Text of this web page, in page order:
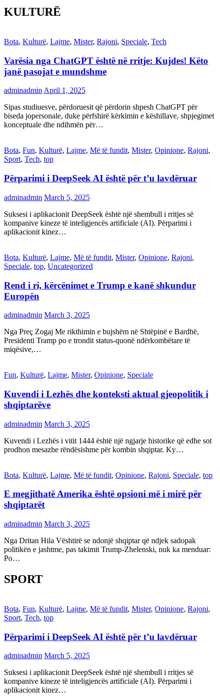
KULTURË
Bota, Kulturë, Lajme, Mister, Rajoni, Speciale, Tech
Varësia nga ChatGPT është në rritje: Kujdes! Këto
janë pasojat e mundshme
adminadmin April 1, 2025
Sipas studiuesve, përdoruesit që përdorin shpesh ChatGPT për
biseda jopersonale, duke përfshirë kërkimin e këshillave, shpjegimet
konceptuale dhe ndihmën për…
Bota, Fun, Kulturë, Lajme, Më të fundit, Mister, Opinione, Rajoni,
Sport, Tech, top
Përparimi i DeepSeek AI është për t’u lavdëruar
adminadmin March 5, 2025
Suksesi i aplikacionit DeepSeek është një shembull i rritjes së
kompanive kineze të inteligjencës artificiale (AI). Përparimi i
aplikacionit kinez…
Bota, Kulturë, Lajme, Më të fundit, Mister, Opinione, Rajoni,
Speciale, top, Uncategorized
Rend i ri, kërcënimet e Trump e kanë shkundur
Europën
adminadmin March 3, 2025
Nga Preç Zogaj Me rikthimin e bujshëm në Shtëpinë e Bardhë,
Presidenti Tramp po e trondit status-quonë ndërkombëtare të
miqësive,…
Fun, Kulturë, Lajme, Mister, Opinione, Speciale
Kuvendi i Lezhës dhe konteksti aktual gjeopolitik i
shqiptarëve
adminadmin March 3, 2025
Kuvendi i Lezhës i vitit 1444 është një ngjarje historike që edhe sot
prodhon mesazhe rëndësishme për kombin shqiptar. Ky…
Bota, Kulturë, Lajme, Më të fundit, Opinione, Rajoni, Speciale, top
E megjithatë Amerika është opsioni më i mirë për
shqiptarët
adminadmin March 3, 2025
Nga Dritan Hila Vështirë se ndonjë shqiptar që ndjek sadopak
politikën e jashtme, pas takimit Trump-Zhelenski, nuk ka menduar:
Po…
SPORT
Bota, Fun, Kulturë, Lajme, Më të fundit, Mister, Opinione, Rajoni,
Sport, Tech, top
Përparimi i DeepSeek AI është për t’u lavdëruar
adminadmin March 5, 2025
Suksesi i aplikacionit DeepSeek është një shembull i rritjes së
kompanive kineze të inteligjencës artificiale (AI). Përparimi i
aplikacionit kinez…